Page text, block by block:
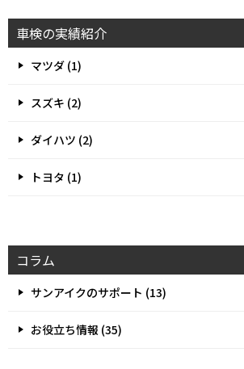
車検の実績紹介
マツダ (1)
スズキ (2)
ダイハツ (2)
トヨタ (1)
コラム
サンアイクのサポート (13)
お役立ち情報 (35)